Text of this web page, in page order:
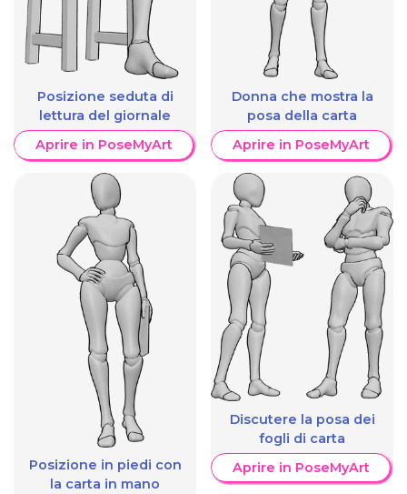
Posizione seduta di
lettura del giornale
Aprire in PoseMyArt
Posizione in piedi con
la carta in mano
Donna che mostra la
posa della carta
Aprire in PoseMyArt
Discutere la posa dei
fogli di carta
Aprire in PoseMyArt